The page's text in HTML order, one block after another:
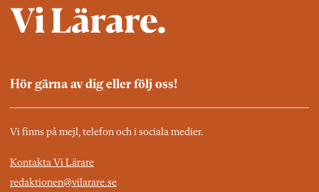
Hör gärna av dig eller följ oss!
Vi finns på mejl, telefon och i sociala medier.
Kontakta Vi Lärare
redaktionen@vilarare.se